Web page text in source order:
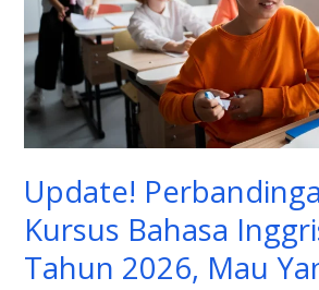
Update!
Kursus Bahasa
Tahun 2026, Mau
Inggris
Jakarta
Tahun
2026,
Mau
Mana?